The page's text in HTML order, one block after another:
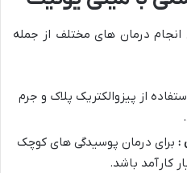
انجام درمان های مختلف از جمله
از پیزوالکتریک پلاک و جرم
: برای درمان پوسیدگی های کوچک
کارآمد باشد.